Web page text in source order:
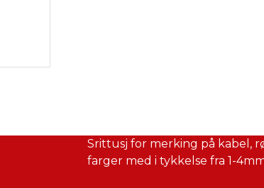
Srittusj for merking på kabel,
farger med i tykkelse fra 1-